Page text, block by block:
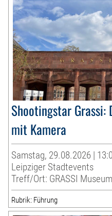
Shootingstar
mit Kamera
Samstag, 29.08.2026 |
Leipziger Stadtevents
Treff/Ort: GRASSI
Rubrik: Führung